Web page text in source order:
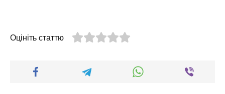
Оцініть статтю